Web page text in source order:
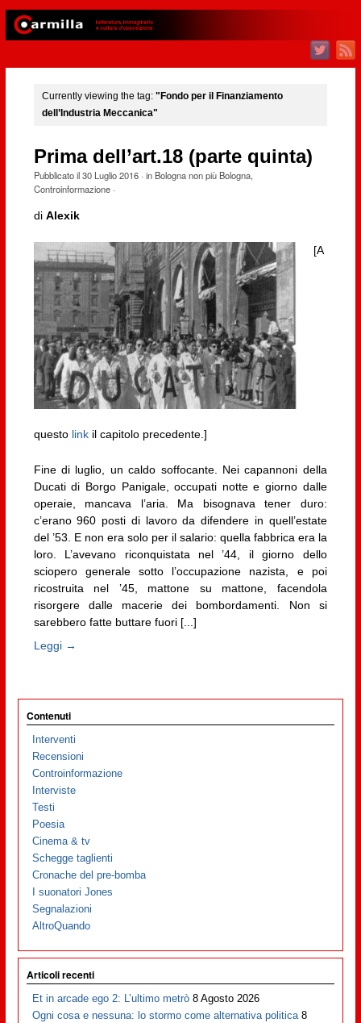
Currently viewing the tag: "Fondo per il Finanziamento
dell’Industria Meccanica"
Prima dell’art.18 (parte quinta)
Pubblicato il30 Luglio 2016· in Bologna non più Bologna,
Controinformazione·
di Alexik
[A
questo linkil capitolo precedente.]
Fine di luglio, un caldo soffocante. Nei capannoni della
Ducati di Borgo Panigale, occupati notte e giorno dalle
operaie, mancava l’aria. Ma bisognava tener duro:
c’erano 960 posti di lavoro da difendere in quell’estate
del ’53. E non era solo per il salario: quella fabbrica era la
loro. L’avevano riconquistata nel ’44, il giorno dello
sciopero generale sotto l’occupazione nazista, e poi
ricostruita nel ’45, mattone su mattone, facendola
risorgere dalle macerie dei bombordamenti. Non si
sarebbero fatte buttare fuori [...]
Leggi →
Contenuti
Interventi
Recensioni
Controinformazione
Interviste
Testi
Poesia
Cinema & tv
Schegge taglienti
Cronache del pre-bomba
I suonatori Jones
Segnalazioni
AltroQuando
Articoli recenti
Et in arcade ego 2: L’ultimo metrò 8 Agosto 2026
Ogni cosa e nessuna: lo stormo come alternativa politica 8